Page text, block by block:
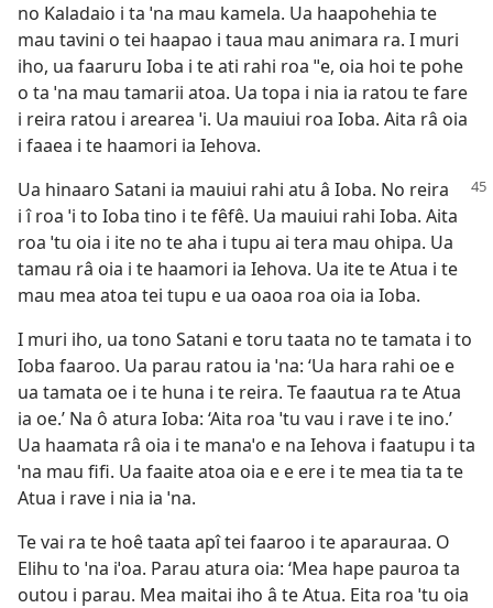
no Kaladaio i ta ˈna mau kamela. Ua haapohehia te
mau tavini o tei haapao i taua mau animara ra. I muri
iho, ua faaruru Ioba i te ati rahi roa ˈˈe, oia hoi te pohe
o ta ˈna mau tamarii atoa. Ua topa i nia ia ratou te fare
i reira ratou i arearea ˈi. Ua mauiui roa Ioba. Aita râ oia
i faaea i te haamori ia Iehova.
Ua hinaaro Satani ia mauiui rahi atu â Ioba. No reira
i î roa ˈi to Ioba tino i te fêfê. Ua mauiui rahi Ioba. Aita
roa ˈtu oia i ite no te aha i tupu ai tera mau ohipa. Ua
tamau râ oia i te haamori ia Iehova. Ua ite te Atua i te
mau mea atoa tei tupu e ua oaoa roa oia ia Ioba.
I muri iho, ua tono Satani e toru taata no te tamata i to
Ioba faaroo. Ua parau ratou ia ˈna: ‘Ua hara rahi oe e
ua tamata oe i te huna i te reira. Te faautua ra te Atua
ia oe.’ Na ô atura Ioba: ‘Aita roa ˈtu vau i rave i te ino.’
Ua haamata râ oia i te manaˈo e na Iehova i faatupu i ta
ˈna mau fifi. Ua faaite atoa oia e e ere i te mea tia ta te
Atua i rave i nia ia ˈna.
Te vai ra te hoê taata apî tei faaroo i te aparauraa. O
Elihu to ˈna iˈoa. Parau atura oia: ‘Mea hape pauroa ta
outou i parau. Mea maitai iho â te Atua. Eita roa ˈtu oia